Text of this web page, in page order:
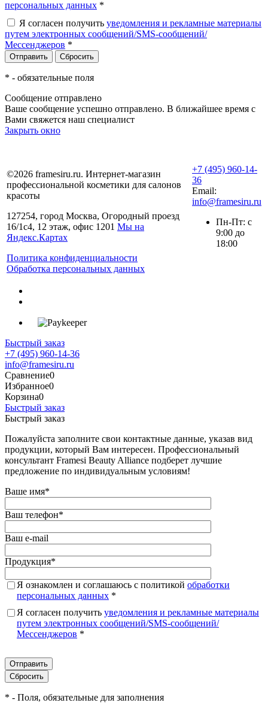
персональных данных *
Я согласен получить уведомления и рекламные материалы
путем электронных сообщений/SMS-сообщений/
Мессенджеров *
* - обязательные поля
Сообщение отправлено
Ваше сообщение успешно отправлено. В ближайшее время с
Вами свяжется наш специалист
Закрыть окно
©2026 framesiru.ru. Интернет-магазин
профессиональной косметики для салонов
красоты
127254, город Москва, Огородный проезд
16/1с4, 12 этаж, офис 1201 Мы на
Яндекс.Картах
Политика конфиденциальности
Обработка персональных данных
+7 (495) 960-14-
36
Email:
info@framesiru.ru
Пн-Пт: с
9:00 до
18:00
Быстрый заказ
+7 (495) 960-14-36
info@framesiru.ru
Сравнение0
Избранное0
Корзина0
Быстрый заказ
Быстрый заказ
Пожалуйста заполните свои контактные данные, указав вид
продукции, который Вам интересен. Профессиональный
консультант Framesi Beauty Alliance подберет лучшие
предложение по индивидуальным условиям!
Ваше имя*
Ваш телефон*
Ваш e-mail
Продукция*
Я ознакомлен и соглашаюсь с политикой обработки
персональных данных *
Я согласен получить уведомления и рекламные материалы
путем электронных сообщений/SMS-сообщений/
Мессенджеров *
* - Поля, обязательные для заполнения